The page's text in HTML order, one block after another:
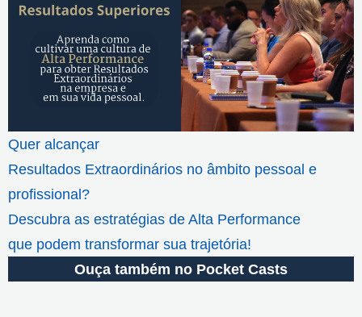
Quer alcançar
Resultados Extraordinários no âmbito pessoal e
profissional?
Descubra as estratégias de Alta Performance
que podem transformar sua trajetória!
Ouça também no Pocket Casts